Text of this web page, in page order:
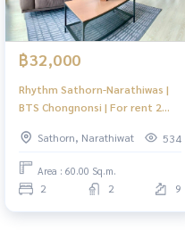
฿32,000
Rhythm Sathorn-Narathiwas |
BTS Chongnonsi | For rent 2
🔥 | #HLSathorn, Narathiwat 534
Area : 60.00 Sq.m.
2 2 9